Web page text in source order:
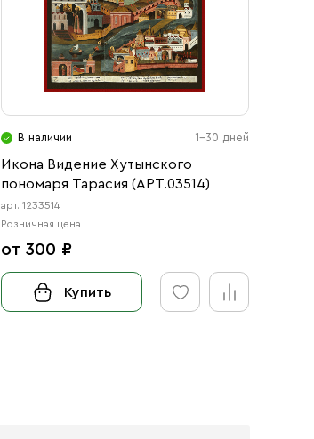
В наличии 1-30 дней
Икона Видение Хутынского
пономаря Тарасия (АРТ.03514)
арт. 1233514
Розничная цена
от 300 ₽
Купить